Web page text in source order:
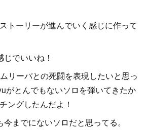
トーリーが進んでいく感じに作って
でいいね！
リーパとの死闘を表現したいと思っ
がとんでもないソロを弾いてきたか
ングしたんだよ！
までにないソロだと思ってる。